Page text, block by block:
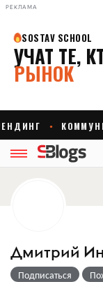
РЕКЛАМА
Дмитрий
Подписаться